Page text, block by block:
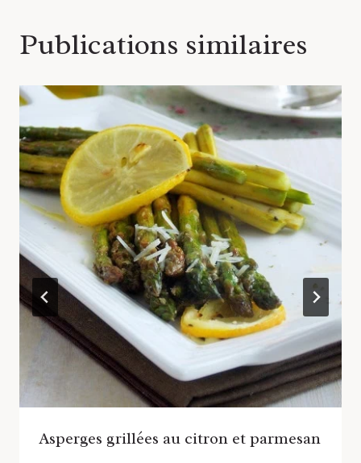
Publications similaires
Asperges grillées au citron et parmesan